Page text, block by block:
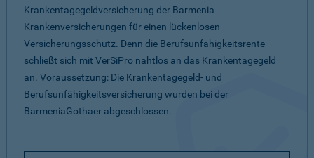
Krankentagegeldversicherung der Barmenia
Krankenversicherungen für einen lückenlosen
Versicherungsschutz. Denn die Berufsunfähigkeitsrente
schließt sich mit VerSiPro nahtlos an das Krankentagegeld
an. Voraussetzung: Die Krankentagegeld- und
Berufsunfähigkeitsversicherung wurden bei der
BarmeniaGothaer abgeschlossen.